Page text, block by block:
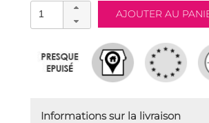
Informations sur la livraison